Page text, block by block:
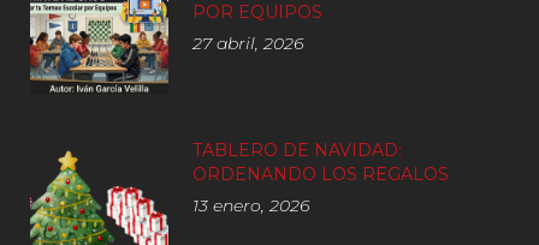
POR EQUIPOS
27 abril, 2026
TABLERO DE NAVIDAD:
ORDENANDO LOS REGALOS
13 enero, 2026